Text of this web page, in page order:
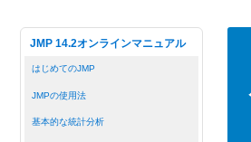
JMP 14.2オンラインマニュアル
はじめてのJMP
JMPの使用法
基本的な統計分析